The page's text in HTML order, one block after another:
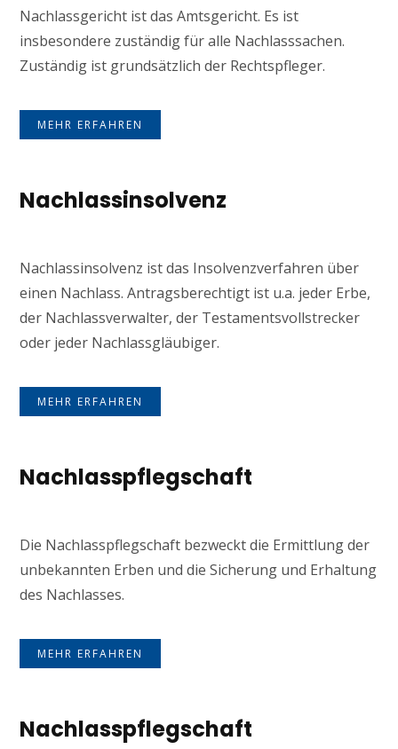
Nachlassgericht ist das Amtsgericht. Es ist
insbesondere zuständig für alle Nachlasssachen.
Zuständig ist grundsätzlich der Rechtspfleger.
MEHR ERFAHREN
Nachlassinsolvenz
Nachlassinsolvenz ist das Insolvenzverfahren über
einen Nachlass. Antragsberechtigt ist u.a. jeder Erbe,
der Nachlassverwalter, der Testamentsvollstrecker
oder jeder Nachlassgläubiger.
MEHR ERFAHREN
Nachlasspflegschaft
Die Nachlasspflegschaft bezweckt die Ermittlung der
unbekannten Erben und die Sicherung und Erhaltung
des Nachlasses.
MEHR ERFAHREN
Nachlasspflegschaft